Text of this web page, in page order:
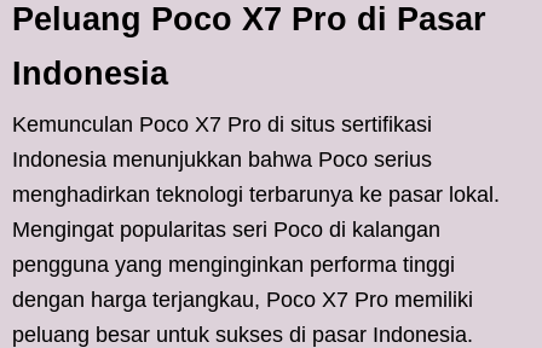
Peluang Poco X7 Pro di Pasar
Indonesia
Kemunculan Poco X7 Pro di situs sertifikasi
Indonesia menunjukkan bahwa Poco serius
menghadirkan teknologi terbarunya ke pasar lokal.
Mengingat popularitas seri Poco di kalangan
pengguna yang menginginkan performa tinggi
dengan harga terjangkau, Poco X7 Pro memiliki
peluang besar untuk sukses di pasar Indonesia.